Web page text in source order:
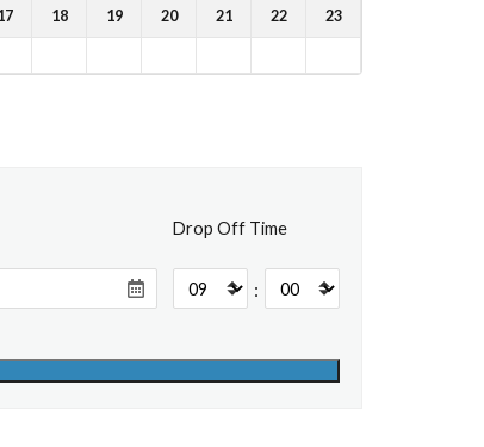
18 19 20 21 22 23
Drop Off Time
: